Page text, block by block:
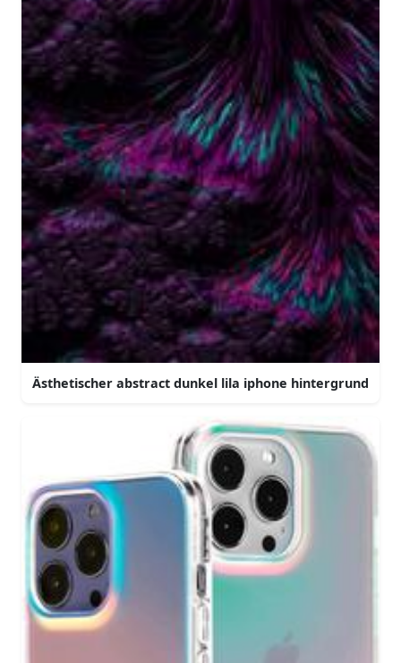
Ästhetischer abstract dunkel lila iphone hintergrund